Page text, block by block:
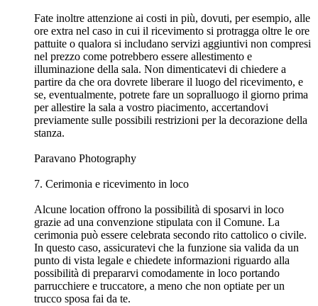
Fate inoltre attenzione ai costi in più, dovuti, per esempio, alle
ore extra nel caso in cui il ricevimento si protragga oltre le ore
pattuite o qualora si includano servizi aggiuntivi non compresi
nel prezzo come potrebbero essere allestimento e
illuminazione della sala. Non dimenticatevi di chiedere a
partire da che ora dovrete liberare il luogo del ricevimento, e
se, eventualmente, potrete fare un sopralluogo il giorno prima
per allestire la sala a vostro piacimento, accertandovi
previamente sulle possibili restrizioni per la decorazione della
stanza.
Paravano Photography
7. Cerimonia e ricevimento in loco
Alcune location offrono la possibilità di sposarvi in loco
grazie ad una convenzione stipulata con il Comune. La
cerimonia può essere celebrata secondo rito cattolico o civile.
In questo caso, assicuratevi che la funzione sia valida da un
punto di vista legale e chiedete informazioni riguardo alla
possibilità di prepararvi comodamente in loco portando
parrucchiere e truccatore, a meno che non optiate per un
trucco sposa fai da te.